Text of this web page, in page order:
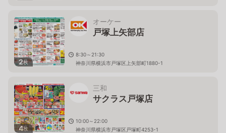
2枚
オーケー
戸塚上矢部店
8:30～21:30
神奈川県横浜市戸塚区上矢部町1880-1
4枚
三和
サクラス戸塚店
10:00～22:00
神奈川県横浜市戸塚区戸塚町4253-1